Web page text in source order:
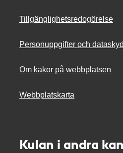
Tillgänglighetsredogörelse
Personuppgifter och
Om kakor på webbplatsen
Webbplatskarta
Kulan i andra